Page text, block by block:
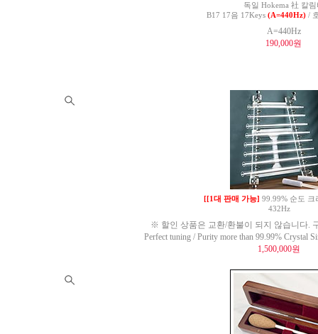
독일 Hokema 社 칼림
B17 17음 17Keys (A=440Hz)/
A=440Hz
190,000원
[[1대 판매 가능] 99.99% 순도 크
432Hz
※ 할인 상품은 교환/환불이 되지 않습니다.
Perfect tuning / Purity more than 99.99% Crystal
1,500,000원